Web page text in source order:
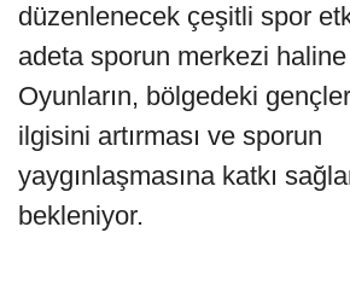
düzenlenecek çeşitli spor
adeta sporun merkezi
Oyunların, bölgedeki
ilgisini artırması ve sporun
yaygınlaşmasına katkı
bekleniyor.